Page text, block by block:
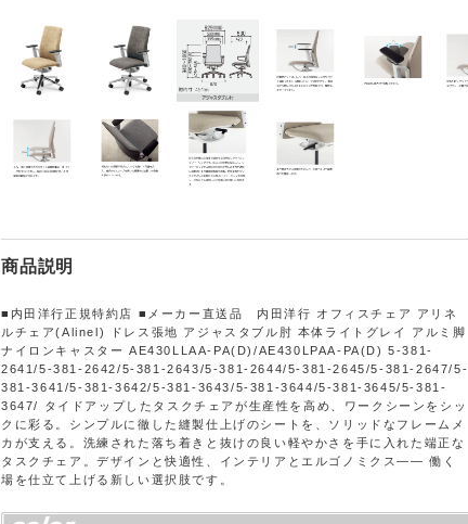
商品説明
■内田洋行正規特約店 ■メーカー直送品 内田洋行 オフィスチェア アリネ
ルチェア(Alinel) ドレス張地 アジャスタブル肘 本体ライトグレイ アルミ脚
ナイロンキャスター AE430LLAA-PA(D)/AE430LPAA-PA(D) 5-381-
2641/5-381-2642/5-381-2643/5-381-2644/5-381-2645/5-381-2647/5-
381-3641/5-381-3642/5-381-3643/5-381-3644/5-381-3645/5-381-
3647/ タイドアップしたタスクチェアが生産性を高め、ワークシーンをシッ
クに彩る。シンプルに徹した縫製仕上げのシートを、ソリッドなフレームメ
カが支える。洗練された落ち着きと抜けの良い軽やかさを手に入れた端正な
タスクチェア。デザインと快適性、インテリアとエルゴノミクス―― 働く
場を仕立て上げる新しい選択肢です。